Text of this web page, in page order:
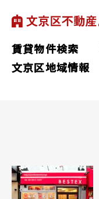
賃貸物件検索
文京区地域情報